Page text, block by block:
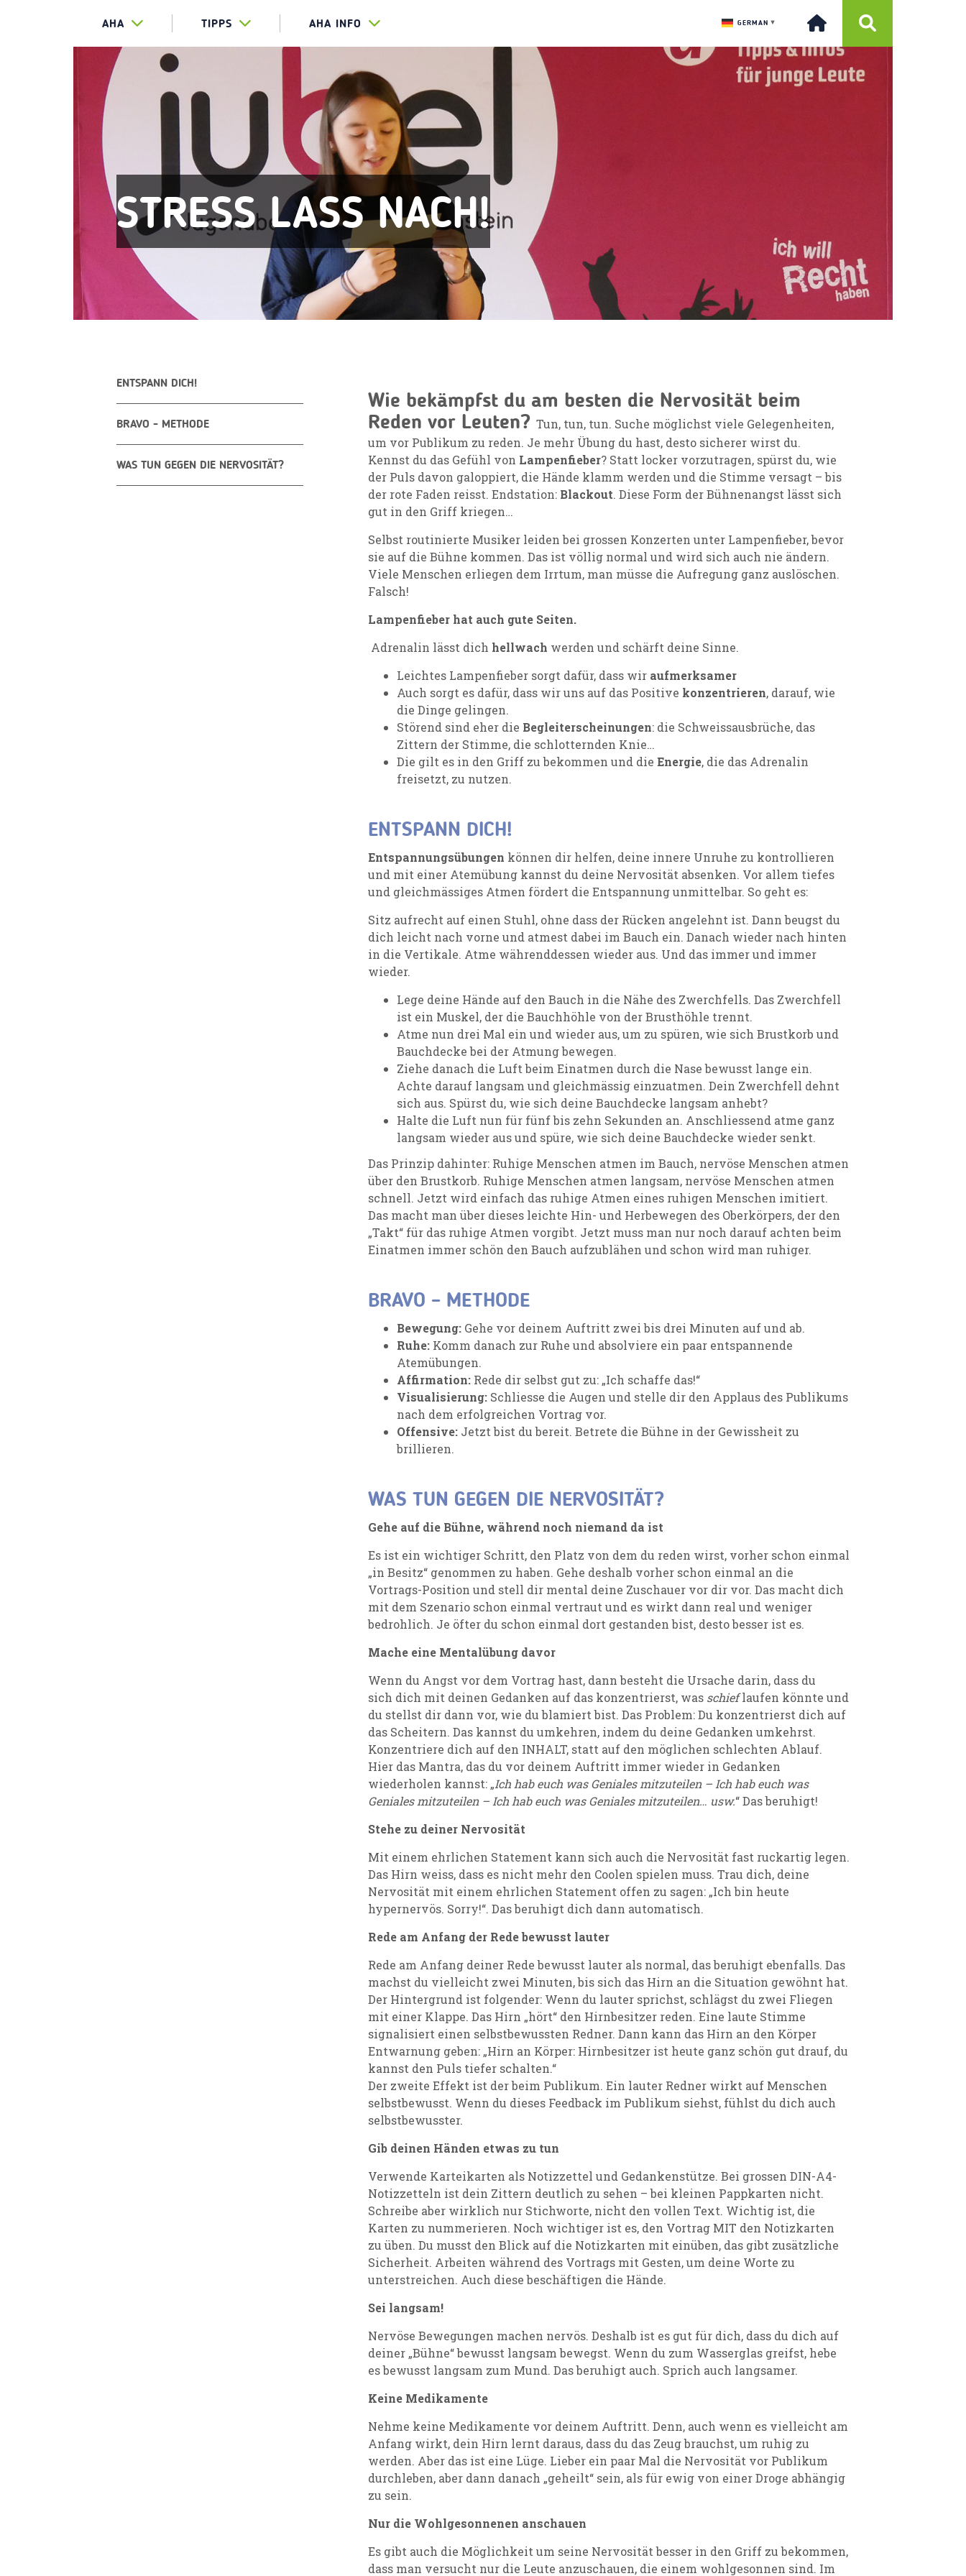
AHA TIPPS AHA INFO GERMAN ▼
STRESS LASS NACH!
ENTSPANN DICH!
BRAVO - METHODE
WAS TUN GEGEN DIE NERVOSITÄT?
Wie bekämpfst du am besten die Nervosität beim
Reden vor Leuten? Tun, tun, tun. Suche möglichst viele Gelegenheiten,
um vor Publikum zu reden. Je mehr Übung du hast, desto sicherer wirst du.
Kennst du das Gefühl von Lampenfieber? Statt locker vorzutragen, spürst du, wie
der Puls davon galoppiert, die Hände klamm werden und die Stimme versagt – bis
der rote Faden reisst. Endstation: Blackout. Diese Form der Bühnenangst lässt sich
gut in den Griff kriegen…
Selbst routinierte Musiker leiden bei grossen Konzerten unter Lampenfieber, bevor
sie auf die Bühne kommen. Das ist völlig normal und wird sich auch nie ändern.
Viele Menschen erliegen dem Irrtum, man müsse die Aufregung ganz auslöschen.
Falsch!
Lampenfieber hat auch gute Seiten.
Adrenalin lässt dich hellwach werden und schärft deine Sinne.
Leichtes Lampenfieber sorgt dafür, dass wir aufmerksamer
Auch sorgt es dafür, dass wir uns auf das Positive konzentrieren, darauf, wie
die Dinge gelingen.
Störend sind eher die Begleiterscheinungen: die Schweissausbrüche, das
Zittern der Stimme, die schlotternden Knie…
Die gilt es in den Griff zu bekommen und die Energie, die das Adrenalin
freisetzt, zu nutzen.
ENTSPANN DICH!
Entspannungsübungen können dir helfen, deine innere Unruhe zu kontrollieren
und mit einer Atemübung kannst du deine Nervosität absenken. Vor allem tiefes
und gleichmässiges Atmen fördert die Entspannung unmittelbar. So geht es:
Sitz aufrecht auf einen Stuhl, ohne dass der Rücken angelehnt ist. Dann beugst du
dich leicht nach vorne und atmest dabei im Bauch ein. Danach wieder nach hinten
in die Vertikale. Atme währenddessen wieder aus. Und das immer und immer
wieder.
Lege deine Hände auf den Bauch in die Nähe des Zwerchfells. Das Zwerchfell
ist ein Muskel, der die Bauchhöhle von der Brusthöhle trennt.
Atme nun drei Mal ein und wieder aus, um zu spüren, wie sich Brustkorb und
Bauchdecke bei der Atmung bewegen.
Ziehe danach die Luft beim Einatmen durch die Nase bewusst lange ein.
Achte darauf langsam und gleichmässig einzuatmen. Dein Zwerchfell dehnt
sich aus. Spürst du, wie sich deine Bauchdecke langsam anhebt?
Halte die Luft nun für fünf bis zehn Sekunden an. Anschliessend atme ganz
langsam wieder aus und spüre, wie sich deine Bauchdecke wieder senkt.
Das Prinzip dahinter: Ruhige Menschen atmen im Bauch, nervöse Menschen atmen
über den Brustkorb. Ruhige Menschen atmen langsam, nervöse Menschen atmen
schnell. Jetzt wird einfach das ruhige Atmen eines ruhigen Menschen imitiert.
Das macht man über dieses leichte Hin- und Herbewegen des Oberkörpers, der den
„Takt“ für das ruhige Atmen vorgibt. Jetzt muss man nur noch darauf achten beim
Einatmen immer schön den Bauch aufzublähen und schon wird man ruhiger.
BRAVO – METHODE
Bewegung: Gehe vor deinem Auftritt zwei bis drei Minuten auf und ab.
Ruhe: Komm danach zur Ruhe und absolviere ein paar entspannende
Atemübungen.
Affirmation: Rede dir selbst gut zu: „Ich schaffe das!“
Visualisierung: Schliesse die Augen und stelle dir den Applaus des Publikums
nach dem erfolgreichen Vortrag vor.
Offensive: Jetzt bist du bereit. Betrete die Bühne in der Gewissheit zu
brillieren.
WAS TUN GEGEN DIE NERVOSITÄT?
Gehe auf die Bühne, während noch niemand da ist
Es ist ein wichtiger Schritt, den Platz von dem du reden wirst, vorher schon einmal
„in Besitz“ genommen zu haben. Gehe deshalb vorher schon einmal an die
Vortrags-Position und stell dir mental deine Zuschauer vor dir vor. Das macht dich
mit dem Szenario schon einmal vertraut und es wirkt dann real und weniger
bedrohlich. Je öfter du schon einmal dort gestanden bist, desto besser ist es.
Mache eine Mentalübung davor
Wenn du Angst vor dem Vortrag hast, dann besteht die Ursache darin, dass du
sich dich mit deinen Gedanken auf das konzentrierst, was schieflaufen könnte und
du stellst dir dann vor, wie du blamiert bist. Das Problem: Du konzentrierst dich auf
das Scheitern. Das kannst du umkehren, indem du deine Gedanken umkehrst.
Konzentriere dich auf den INHALT, statt auf den möglichen schlechten Ablauf.
Hier das Mantra, das du vor deinem Auftritt immer wieder in Gedanken
wiederholen kannst: „Ich hab euch was Geniales mitzuteilen – Ich hab euch was
Geniales mitzuteilen – Ich hab euch was Geniales mitzuteilen… usw.“ Das beruhigt!
Stehe zu deiner Nervosität
Mit einem ehrlichen Statement kann sich auch die Nervosität fast ruckartig legen.
Das Hirn weiss, dass es nicht mehr den Coolen spielen muss. Trau dich, deine
Nervosität mit einem ehrlichen Statement offen zu sagen: „Ich bin heute
hypernervös. Sorry!“. Das beruhigt dich dann automatisch.
Rede am Anfang der Rede bewusst lauter
Rede am Anfang deiner Rede bewusst lauter als normal, das beruhigt ebenfalls. Das
machst du vielleicht zwei Minuten, bis sich das Hirn an die Situation gewöhnt hat.
Der Hintergrund ist folgender: Wenn du lauter sprichst, schlägst du zwei Fliegen
mit einer Klappe. Das Hirn „hört“ den Hirnbesitzer reden. Eine laute Stimme
signalisiert einen selbstbewussten Redner. Dann kann das Hirn an den Körper
Entwarnung geben: „Hirn an Körper: Hirnbesitzer ist heute ganz schön gut drauf, du
kannst den Puls tiefer schalten.“
Der zweite Effekt ist der beim Publikum. Ein lauter Redner wirkt auf Menschen
selbstbewusst. Wenn du dieses Feedback im Publikum siehst, fühlst du dich auch
selbstbewusster.
Gib deinen Händen etwas zu tun
Verwende Karteikarten als Notizzettel und Gedankenstütze. Bei grossen DIN-A4-
Notizzetteln ist dein Zittern deutlich zu sehen – bei kleinen Pappkarten nicht.
Schreibe aber wirklich nur Stichworte, nicht den vollen Text. Wichtig ist, die
Karten zu nummerieren. Noch wichtiger ist es, den Vortrag MIT den Notizkarten
zu üben. Du musst den Blick auf die Notizkarten mit einüben, das gibt zusätzliche
Sicherheit. Arbeiten während des Vortrags mit Gesten, um deine Worte zu
unterstreichen. Auch diese beschäftigen die Hände.
Sei langsam!
Nervöse Bewegungen machen nervös. Deshalb ist es gut für dich, dass du dich auf
deiner „Bühne“ bewusst langsam bewegst. Wenn du zum Wasserglas greifst, hebe
es bewusst langsam zum Mund. Das beruhigt auch. Sprich auch langsamer.
Keine Medikamente
Nehme keine Medikamente vor deinem Auftritt. Denn, auch wenn es vielleicht am
Anfang wirkt, dein Hirn lernt daraus, dass du das Zeug brauchst, um ruhig zu
werden. Aber das ist eine Lüge. Lieber ein paar Mal die Nervosität vor Publikum
durchleben, aber dann danach „geheilt“ sein, als für ewig von einer Droge abhängig
zu sein.
Nur die Wohlgesonnenen anschauen
Es gibt auch die Möglichkeit um seine Nervosität besser in den Griff zu bekommen,
dass man versucht nur die Leute anzuschauen, die einem wohlgesonnen sind. Im